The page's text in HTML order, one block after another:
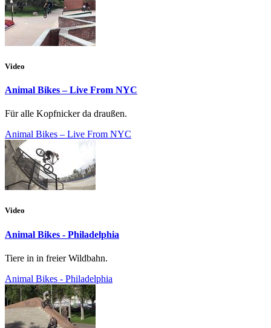
Video
Animal Bikes – Live From NYC
Für alle Kopfnicker da draußen.
Animal Bikes – Live From NYC
Video
Animal Bikes - Philadelphia
Tiere in in freier Wildbahn.
Animal Bikes - Philadelphia